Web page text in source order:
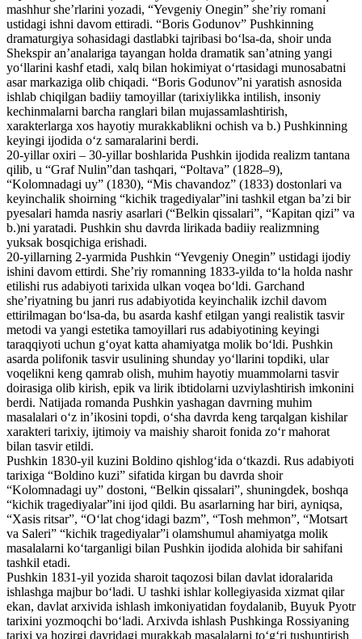
mashhur sheʼrlarini yozadi, “Yevgeniy Onegin” sheʼriy romani
ustidagi ishni davom ettiradi. “Boris Godunov” Pushkinning
dramaturgiya sohasidagi dastlabki tajribasi boʻlsa-da, shoir unda
Shekspir anʼanalariga tayangan holda dramatik sanʼatning yangi
yoʻllarini kashf etadi, xalq bilan hokimiyat oʻrtasidagi munosabatni
asar markaziga olib chiqadi. “Boris Godunov”ni yaratish asnosida
ishlab chiqilgan badiiy tamoyillar (tarixiylikka intilish, insoniy
kechinmalarni barcha ranglari bilan mujassamlashtirish,
xarakterlarga xos hayotiy murakkablikni ochish va b.) Pushkinning
keyingi ijodida oʻz samaralarini berdi.
20-yillar oxiri – 30-yillar boshlarida Pushkin ijodida realizm tantana
qilib, u “Graf Nulin”dan tashqari, “Poltava” (1828–9),
“Kolomnadagi uy” (1830), “Mis chavandoz” (1833) dostonlari va
keyinchalik shoirning “kichik tragediyalar”ini tashkil etgan baʼzi bir
pyesalari hamda nasriy asarlari (“Belkin qissalari”, “Kapitan qizi” va
b.)ni yaratadi. Pushkin shu davrda lirikada badiiy realizmning
yuksak bosqichiga erishadi.
20-yillarning 2-yarmida Pushkin “Yevgeniy Onegin” ustidagi ijodiy
ishini davom ettirdi. Sheʼriy romanning 1833-yilda toʻla holda nashr
etilishi rus adabiyoti tarixida ulkan voqea boʻldi. Garchand
sheʼriyatning bu janri rus adabiyotida keyinchalik izchil davom
ettirilmagan boʻlsa-da, bu asarda kashf etilgan yangi realistik tasvir
metodi va yangi estetika tamoyillari rus adabiyotining keyingi
taraqqiyoti uchun gʻoyat katta ahamiyatga molik boʻldi. Pushkin
asarda polifonik tasvir usulining shunday yoʻllarini topdiki, ular
voqelikni keng qamrab olish, muhim hayotiy muammolarni tasvir
doirasiga olib kirish, epik va lirik ibtidolarni uzviylashtirish imkonini
berdi. Natijada romanda Pushkin yashagan davrning muhim
masalalari oʻz inʼikosini topdi, oʻsha davrda keng tarqalgan kishilar
xarakteri tarixiy, ijtimoiy va maishiy sharoit fonida zoʻr mahorat
bilan tasvir etildi.
Pushkin 1830-yil kuzini Boldino qishlogʻida oʻtkazdi. Rus adabiyoti
tarixiga “Boldino kuzi” sifatida kirgan bu davrda shoir
“Kolomnadagi uy” dostoni, “Belkin qissalari”, shuningdek, boshqa
“kichik tragediyalar”ini ijod qildi. Bu asarlarning har biri, ayniqsa,
“Xasis ritsar”, “Oʻlat chogʻidagi bazm”, “Tosh mehmon”, “Motsart
va Saleri” “kichik tragediyalar”i olamshumul ahamiyatga molik
masalalarni koʻtarganligi bilan Pushkin ijodida alohida bir sahifani
tashkil etadi.
Pushkin 1831-yil yozida sharoit taqozosi bilan davlat idoralarida
ishlashga majbur boʻladi. U tashki ishlar kollegiyasida xizmat qilar
ekan, davlat arxivida ishlash imkoniyatidan foydalanib, Buyuk Pyotr
tarixini yozmoqchi boʻladi. Arxivda ishlash Pushkinga Rossiyaning
tarixi va hozirgi davridagi murakkab masalalarni toʻgʻri tushuntirish